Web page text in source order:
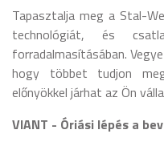
Tapasztalja meg a Stal-
technológiát, és
forradalmasításában.
hogy többet tudjon
előnyökkel járhat az Ön
VIANT - Óriási lépés a